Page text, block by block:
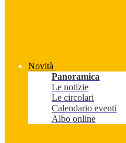
Novità
Panoramica
Le notizie
Le circolari
Calendario eventi
Albo online